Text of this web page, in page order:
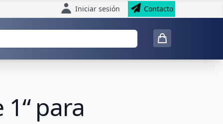
Iniciar sesión Contacto
para